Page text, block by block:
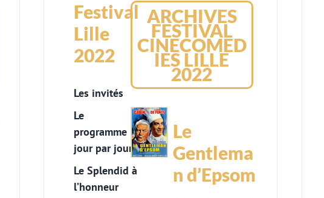
Festival
Lille
2022
Les invités
Le
programme
jour par jour
Le Splendid à
l’honneur
ARCHIVES
FESTIVAL
CINECOMED
IES LILLE
2022
Le
Gentlema
n d’Epsom